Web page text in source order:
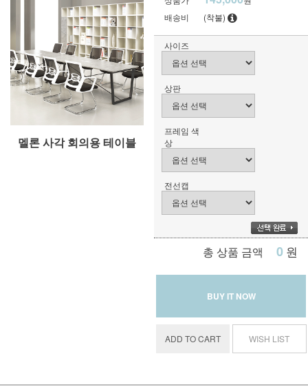
멜론 사각 회의용 테이블
배송비
(착불)
사이즈
상판
프레임 색
상
전선캡
총 상품 금액 0 원
BUY IT NOW
ADD TO CART WISH LIST